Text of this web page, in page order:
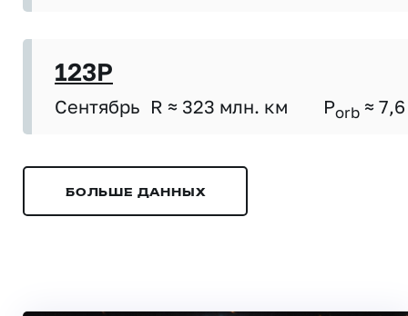
123P
Сентябрь R ≈ 323 млн. км Porb ≈ 7,6
БОЛЬШЕ ДАННЫХ